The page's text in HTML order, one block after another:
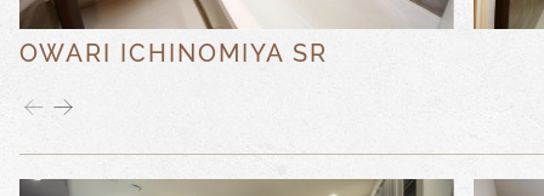
OWARI ICHINOMIYA SR